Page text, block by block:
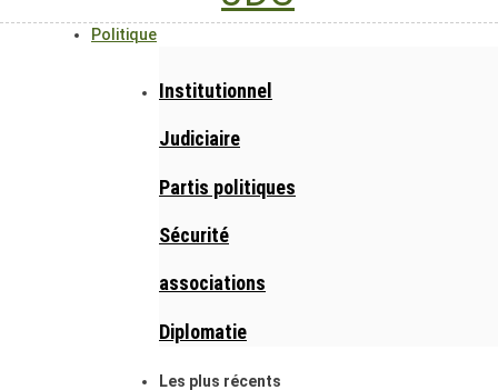
Politique
Institutionnel
Judiciaire
Partis politiques
Sécurité
associations
Diplomatie
Les plus récents